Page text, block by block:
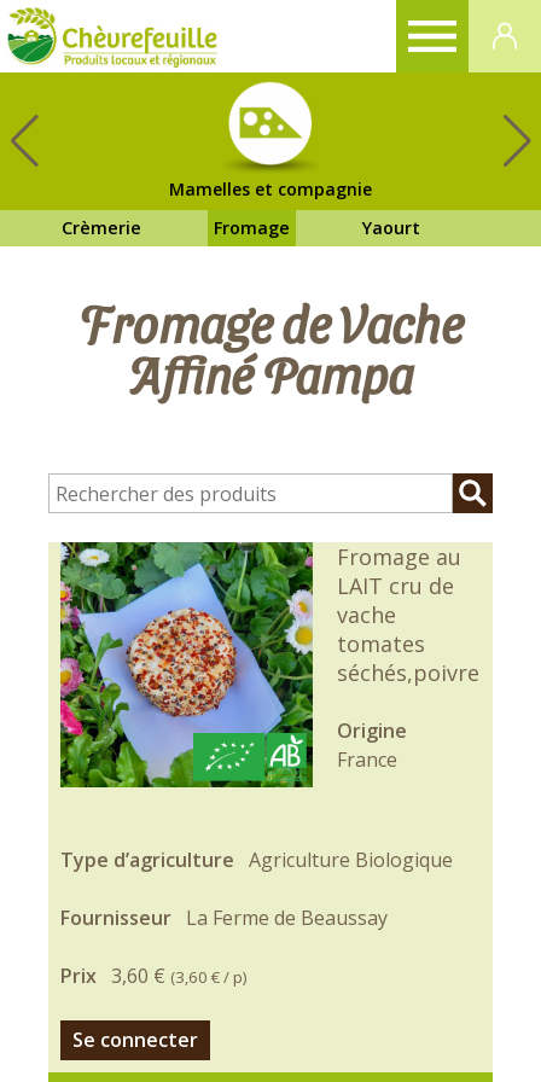
Mamelles et compagnie
Crèmerie
Fromage Yaourt
Fromage de Vache
Affiné Pampa
Fromage au
LAIT cru de
vache
tomates
séchés,poivre
Origine
France
Type d’agriculture Agriculture Biologique
Fournisseur La Ferme de Beaussay
Prix 3,60 € (3,60 €/ p)
Se connecter